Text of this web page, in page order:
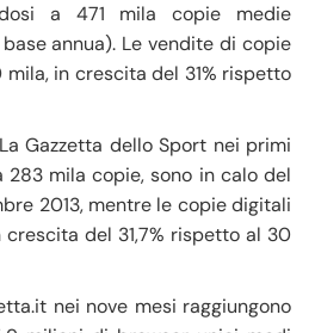
a 471 mila copie medie
annua). Le vendite di copie
in crescita del 31% rispetto
Gazzetta dello Sport nei primi
283 mila copie, sono in calo del
2013, mentre le copie digitali
del 31,7% rispetto al 30
nei nove mesi raggiungono